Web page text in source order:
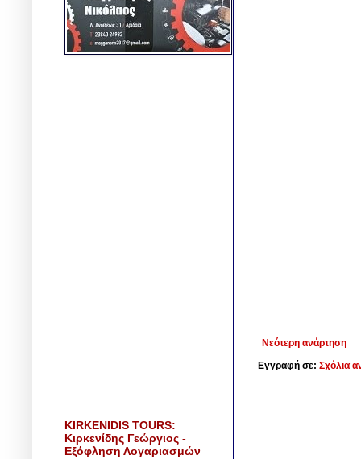
Νεότερη ανάρτηση
Εγγραφή σε: Σχόλια
KIRKENIDIS TOURS:
Κιρκενίδης Γεώργιος -
Εξόφληση Λογαριασμών